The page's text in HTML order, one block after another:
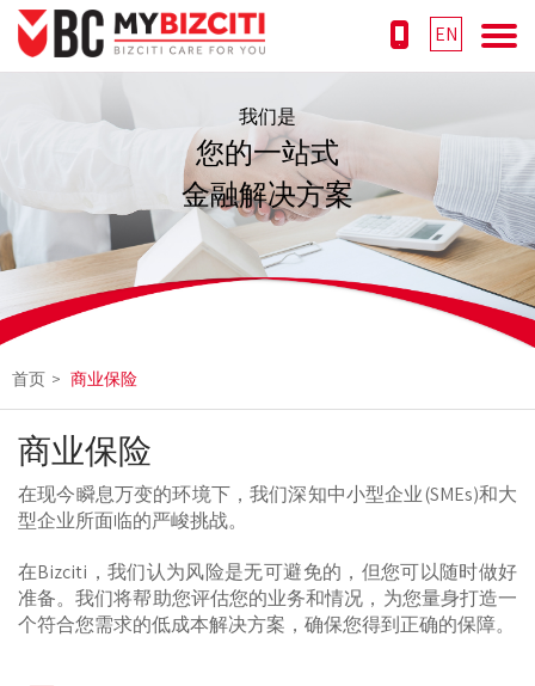
EN
我们是
您的一站式
金融解决方案
首页 > 商业保险
商业保险
在现今瞬息万变的环境下，我们深知中小型企业(SMEs)和大
型企业所面临的严峻挑战。
在Bizciti，我们认为风险是无可避免的，但您可以随时做好
准备。我们将帮助您评估您的业务和情况，为您量身打造一
个符合您需求的低成本解决方案，确保您得到正确的保障。